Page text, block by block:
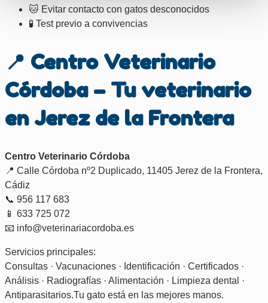
🐱 Evitar contacto con gatos desconocidos
🧪 Test previo a convivencias
📍 Centro Veterinario
Córdoba – Tu veterinario
en Jerez de la Frontera
Centro Veterinario Córdoba
📍 Calle Córdoba nº2 Duplicado, 11405 Jerez de la Frontera,
Cádiz
📞 956 117 683
📱 633 725 072
📧 info@veterinariacordoba.es
Servicios principales:
Consultas · Vacunaciones · Identificación · Certificados ·
Análisis · Radiografías · Alimentación · Limpieza dental ·
Antiparasitarios.Tu gato está en las mejores manos.